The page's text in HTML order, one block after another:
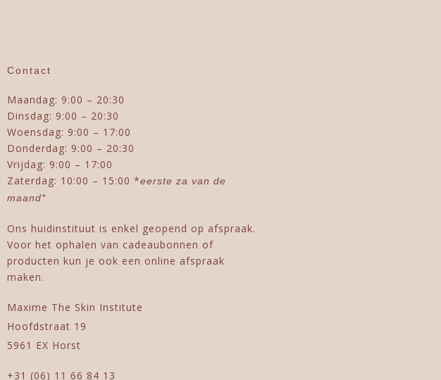
Contact
Maandag: 9:00 – 20:30
Dinsdag: 9:00 – 20:30
Woensdag: 9:00 – 17:00
Donderdag: 9:00 – 20:30
Vrijdag: 9:00 – 17:00
Zaterdag: 10:00 – 15:00 *eerste za van de
maand*
Ons huidinstituut is enkel geopend op afspraak.
Voor het ophalen van cadeaubonnen of
producten kun je ook een online afspraak
maken.
Maxime The Skin Institute
Hoofdstraat 19
5961 EX Horst
+31 (06) 11 66 84 13